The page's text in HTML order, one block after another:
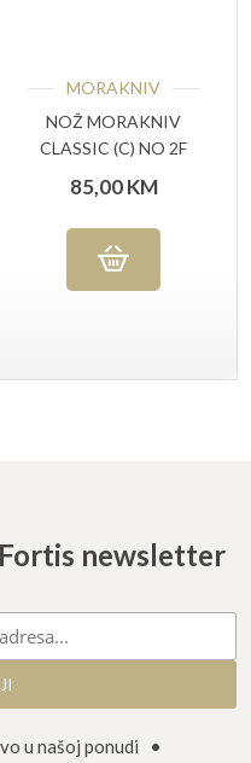
MORAKNIV
NOŽ MORAKNIV
CLASSIC (C) NO 2F
85,00KM
newsletter
u našoj ponudi •